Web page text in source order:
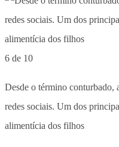
6 de 10
Desde o término conturbado,
redes sociais. Um dos
alimentícia dos filhos